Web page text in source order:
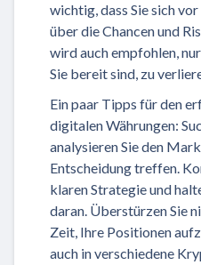
wichtig, dass Sie sich
über die Chancen und
wird auch empfohlen,
Sie bereit sind, zu
Ein paar Tipps für den
digitalen Währungen:
analysieren Sie den
Entscheidung treffen.
klaren Strategie und
daran. Überstürzen Sie
Zeit, Ihre Positionen
auch in verschiedene